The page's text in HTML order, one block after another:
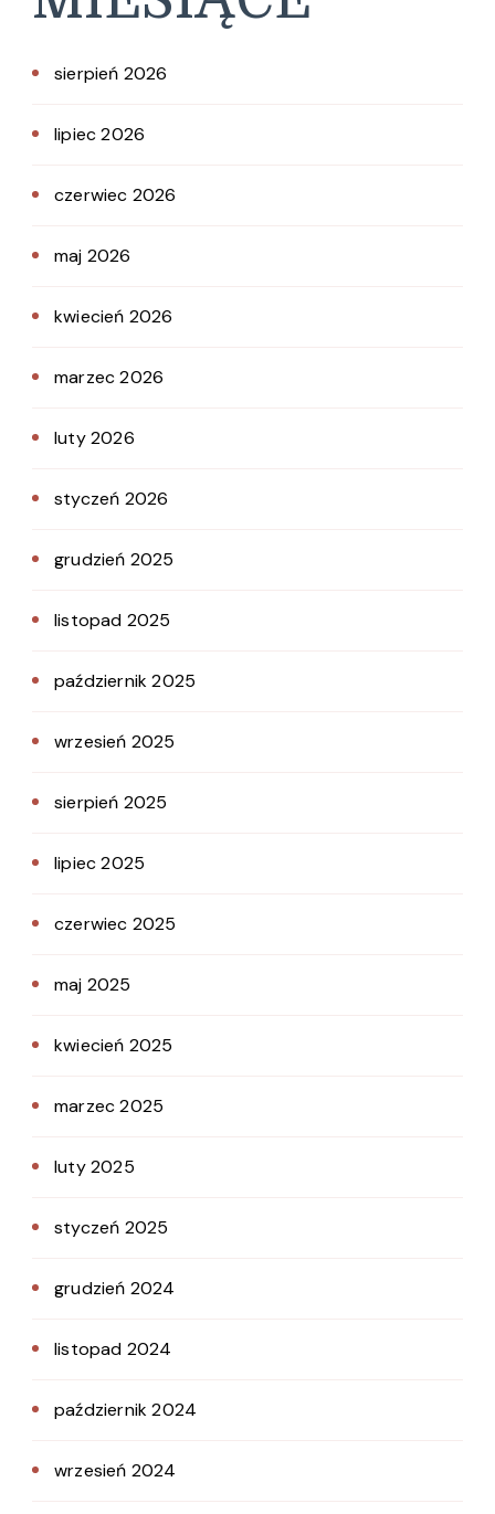
sierpień 2026
lipiec 2026
czerwiec 2026
maj 2026
kwiecień 2026
marzec 2026
luty 2026
styczeń 2026
grudzień 2025
listopad 2025
październik 2025
wrzesień 2025
sierpień 2025
lipiec 2025
czerwiec 2025
maj 2025
kwiecień 2025
marzec 2025
luty 2025
styczeń 2025
grudzień 2024
listopad 2024
październik 2024
wrzesień 2024